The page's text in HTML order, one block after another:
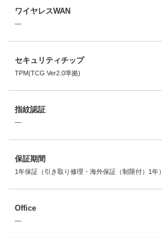
ワイヤレスWAN
―
セキュリティチップ
TPM(TCG Ver2.0準拠)
指紋認証
―
保証期間
1年保証（引き取り修理・海外保証（制限付）1年）
Office
―